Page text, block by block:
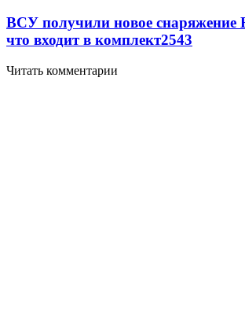
ВСУ получили новое снаряжение
что входит в комплект2543
Читать комментарии